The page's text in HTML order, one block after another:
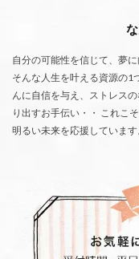
自分の可能性を信じて、夢
そんな人生を叶える資源の1
んに自信を与え、ストレス
り出すお手伝い・・ これこ
明るい未来を応援しています